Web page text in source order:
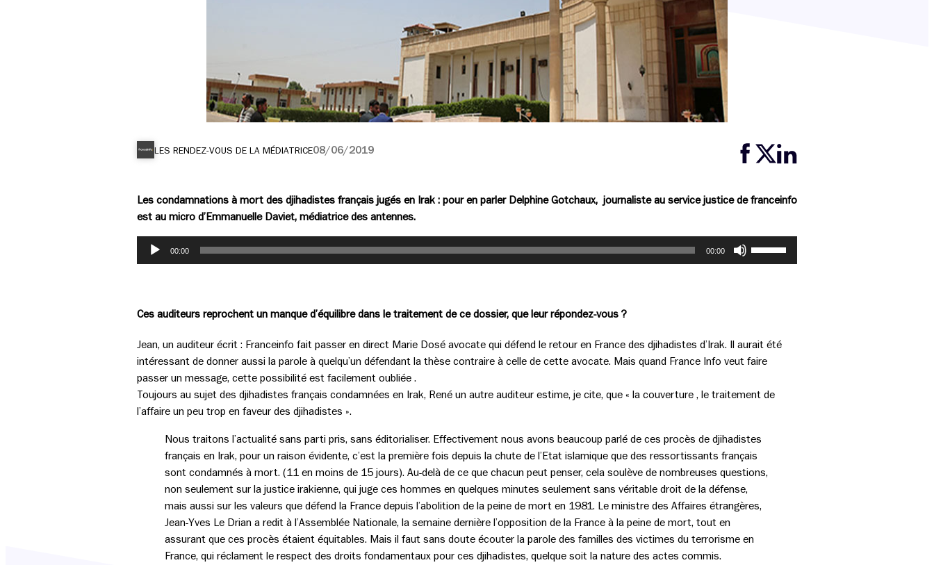
LES RENDEZ-VOUS DE LA MÉDIATRICE08/06/2019
Les condamnations à mort des djihadistes français jugés en Irak : pour en parler Delphine Gotchaux, journaliste au service justice de franceinfo
est au micro d’Emmanuelle Daviet, médiatrice des antennes.
Lecteur
00:00 00:00
ou
diminuer
volume.
Ces auditeurs reprochent un manque d’équilibre dans le traitement de ce dossier, que leur répondez-vous ?
Jean, un auditeur écrit : Franceinfo fait passer en direct Marie Dosé avocate qui défend le retour en France des djihadistes d’Irak. Il aurait été
intéressant de donner aussi la parole à quelqu’un défendant la thèse contraire à celle de cette avocate. Mais quand France Info veut faire
passer un message, cette possibilité est facilement oubliée .
Toujours au sujet des djihadistes français condamnées en Irak, René un autre auditeur estime, je cite, que « la couverture , le traitement de
l’affaire un peu trop en faveur des djihadistes ».
Nous traitons l’actualité sans parti pris, sans éditorialiser. Effectivement nous avons beaucoup parlé de ces procès de djihadistes
français en Irak, pour un raison évidente, c’est la première fois depuis la chute de l’Etat islamique que des ressortissants français
sont condamnés à mort. (11 en moins de 15 jours). Au-delà de ce que chacun peut penser, cela soulève de nombreuses questions,
non seulement sur la justice irakienne, qui juge ces hommes en quelques minutes seulement sans véritable droit de la défense,
mais aussi sur les valeurs que défend la France depuis l’abolition de la peine de mort en 1981. Le ministre des Affaires étrangères,
Jean-Yves Le Drian a redit à l’Assemblée Nationale, la semaine dernière l’opposition de la France à la peine de mort, tout en
assurant que ces procès étaient équitables. Mais il faut sans doute écouter la parole des familles des victimes du terrorisme en
France, qui réclament le respect des droits fondamentaux pour ces djihadistes, quelque soit la nature des actes commis.